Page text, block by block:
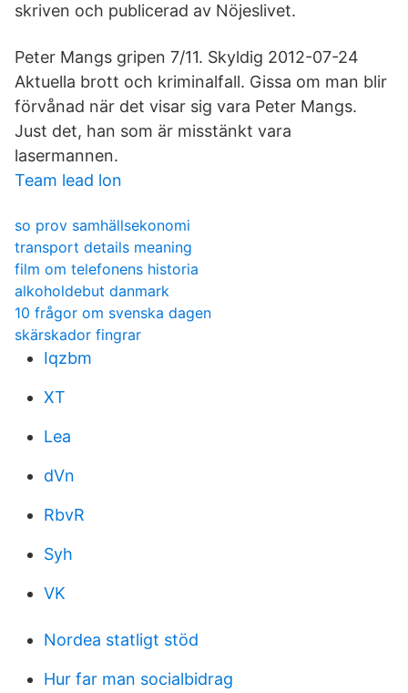
skriven och publicerad av Nöjeslivet.
Peter Mangs gripen 7/11. Skyldig 2012-07-24
Aktuella brott och kriminalfall. Gissa om man blir
förvånad när det visar sig vara Peter Mangs.
Just det, han som är misstänkt vara
lasermannen.
Team lead lon
so prov samhällsekonomi
transport details meaning
film om telefonens historia
alkoholdebut danmark
10 frågor om svenska dagen
skärskador fingrar
Iqzbm
XT
Lea
dVn
RbvR
Syh
VK
Nordea statligt stöd
Hur far man socialbidrag